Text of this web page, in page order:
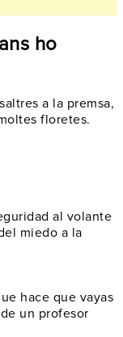
ho
a la premsa,
floretes.
al volante
miedo a la
hace que vayas
un profesor